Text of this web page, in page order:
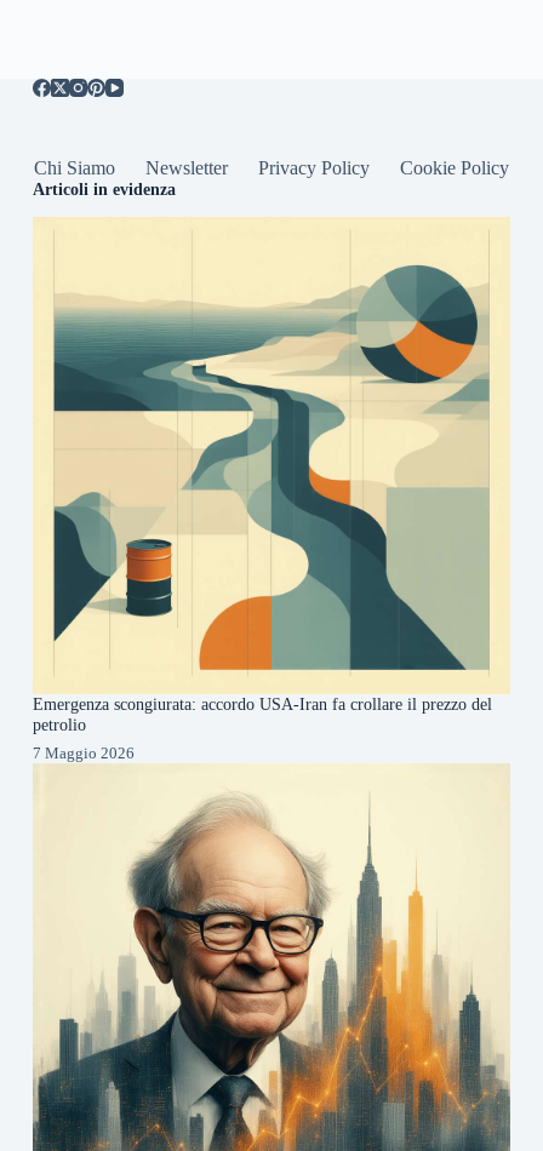
Chi Siamo Newsletter Privacy Policy Cookie Policy
Articoli in evidenza
Emergenza scongiurata: accordo USA-Iran fa crollare il prezzo del
petrolio
7 Maggio 2026